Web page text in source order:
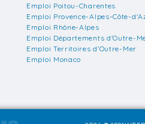
Emploi Poitou-Charentes
Emploi Provence-Alpes-Côte-
Emploi Rhône-Alpes
Emploi Départements d'Outre-
Emploi Territoires d'Outre-Mer
Emploi Monaco